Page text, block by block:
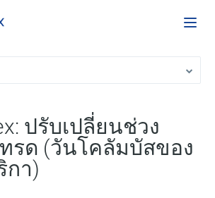
ปรับเปลี่ยนช่วง
ทรด (วันโคลัมบัสของ
กา)